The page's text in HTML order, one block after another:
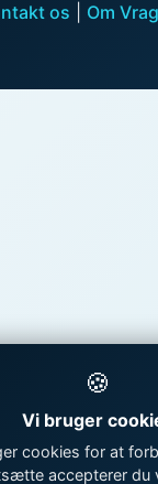
os
Om
🍪
Vi bruger
cookies for at
accepterer du